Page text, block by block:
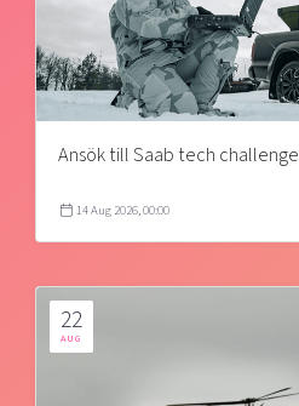
Ansök till Saab tech challenge
14 Aug 2026, 00:00
22
AUG